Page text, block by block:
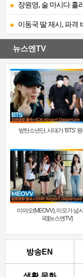
장원영, 술 마시다 흘
이동국 딸 재시, 파격
뉴스엔TV
방탄소년단, 시대가 ‘BTS’
미야오(MEOVV), 미모가 넘
국)[뉴스엔TV]
방송EN